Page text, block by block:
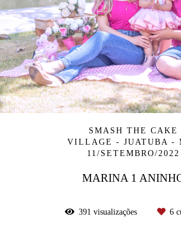
SMASH THE CAKE
VILLAGE - JUATUBA -
11/SETEMBRO/2022
MARINA 1
391 visualizações 6